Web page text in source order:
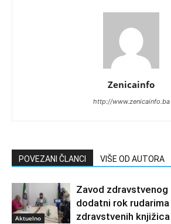
Zenicainfo
http://www.zenicainfo.ba
POVEZANI ČLANCI VIŠE OD AUTORA
Aktuelno
Zavod zdravstvenog
dodatni rok
zdravstvenih knjižica